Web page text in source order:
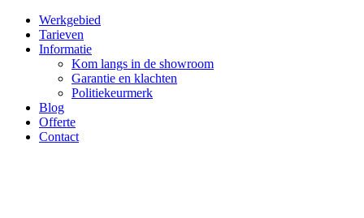
Werkgebied
Tarieven
Informatie
Kom langs in de showroom
Garantie en klachten
Politiekeurmerk
Blog
Offerte
Contact